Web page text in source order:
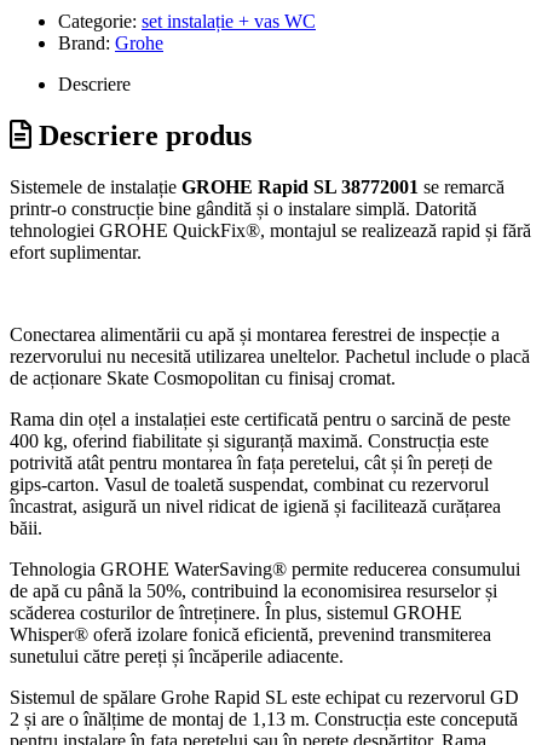
Categorie: set instalație + vas WC
Brand: Grohe
Descriere
Descriere produs
Sistemele de instalație GROHE Rapid SL 38772001 se remarcă
printr-o construcție bine gândită și o instalare simplă. Datorită
tehnologiei GROHE QuickFix®, montajul se realizează rapid și fără
efort suplimentar.
Conectarea alimentării cu apă și montarea ferestrei de inspecție a
rezervorului nu necesită utilizarea uneltelor. Pachetul include o placă
de acționare Skate Cosmopolitan cu finisaj cromat.
Rama din oțel a instalației este certificată pentru o sarcină de peste
400 kg, oferind fiabilitate și siguranță maximă. Construcția este
potrivită atât pentru montarea în fața peretelui, cât și în pereți de
gips-carton. Vasul de toaletă suspendat, combinat cu rezervorul
încastrat, asigură un nivel ridicat de igienă și facilitează curățarea
băii.
Tehnologia GROHE WaterSaving® permite reducerea consumului
de apă cu până la 50%, contribuind la economisirea resurselor și
scăderea costurilor de întreținere. În plus, sistemul GROHE
Whisper® oferă izolare fonică eficientă, prevenind transmiterea
sunetului către pereți și încăperile adiacente.
Sistemul de spălare Grohe Rapid SL este echipat cu rezervorul GD
2 și are o înălțime de montaj de 1,13 m. Construcția este concepută
pentru instalare în fața peretelui sau în perete despărțitor. Rama